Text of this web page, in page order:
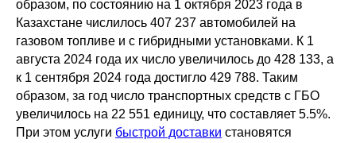
образом, по состоянию на 1 октября 2023 года в
Казахстане числилось 407 237 автомобилей на
газовом топливе и с гибридными установками. К 1
августа 2024 года их число увеличилось до 428 133, а
к 1 сентября 2024 года достигло 429 788. Таким
образом, за год число транспортных средств с ГБО
увеличилось на 22 551 единицу, что составляет 5.5%.
При этом услуги быстрой доставки становятся